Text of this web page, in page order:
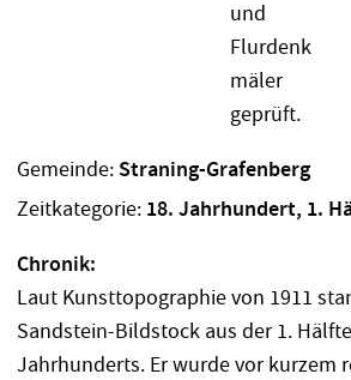
Gemeinde: Straning-Grafenberg
Zeitkategorie: 18. Jahrhundert, 1.
Chronik:
Laut Kunsttopographie von 1911
Sandstein-Bildstock aus der 1.
Jahrhunderts. Er wurde vor kurzem